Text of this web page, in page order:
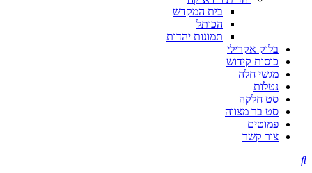
בית המקדש
הכותל
תמונות יהדות
בלוק אקרילי
כוסות קידוש
מגשי חלה
נטלות
סט חלקה
סט בר מצווה
פמוטים
צור קשר